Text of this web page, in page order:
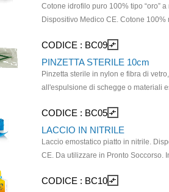
rischi e contaminazioni. Dimensioni (L
Cotone idrofilo puro 100% tipo “oro”
Dispositivo Medico CE. Cotone 100% non
Inodore. Biodegradabile oltre il 90%.
CODICE : BC09 compare_arrows
PINZETTA STERILE 10cm
Pinzetta sterile in nylon e fibra di
all'espulsione di schegge o materiali estranei che
corpo umano. Le pinzette sono ideate
medicazioni garantendo la massima
Confezionata in busta singola termosaldata per
garantire la sterilità del prodotto. Adatta a medicazioni e
cliniche.
CODICE : BC05 compare_arrows
LACCIO IN NITRILE
Laccio emostatico piatto in nitrile. Dispositivo Medico
CE. Da utilizzare in Pronto Soccorso.
singola. Utilizzare possibilmente con
CODICE : BC10 compare_arrows